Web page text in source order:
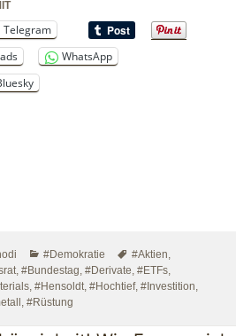
Telegram
WhatsApp
Kategorien
#Demokratie Schlagwörter
#Aktien,
,#Bundestag,#Derivate,#ETFs,
,#Hensoldt,#Hochtief,#Investition,
,#Rüstung